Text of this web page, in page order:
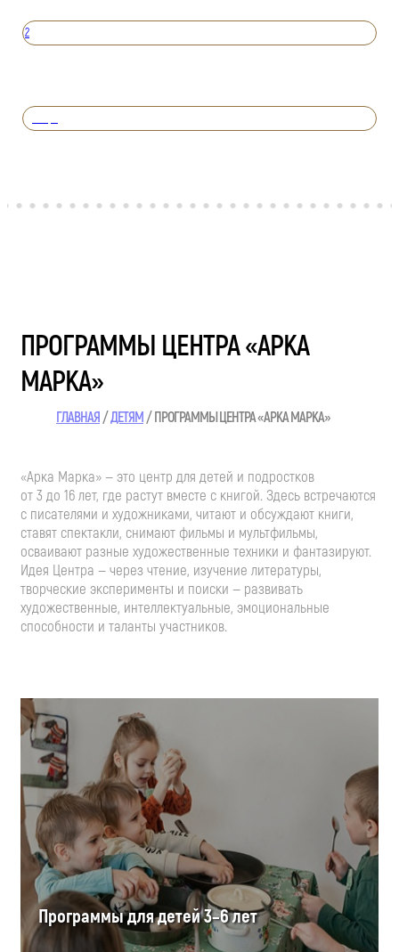
2
ПРОГРАММЫ ЦЕНТРА «АРКА
МАРКА»
ГЛАВНАЯ ДЕТЯМ ПРОГРАММЫ ЦЕНТРА «АРКА МАРКА»
«Арка Марка» — это центр для детей и подростков
от 3 до 16 лет, где растут вместе с книгой. Здесь встречаются
с писателями и художниками, читают и обсуждают книги,
ставят спектакли, снимают фильмы и мультфильмы,
осваивают разные художественные техники и фантазируют.
Идея Центра — через чтение, изучение литературы,
творческие эксперименты и поиски — развивать
художественные, интеллектуальные, эмоциональные
способности и таланты участников.
Программы для детей 3–6 лет